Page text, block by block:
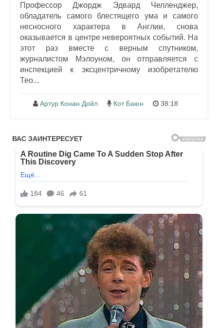
Профессор Джордж Эдвард Челленджер,
обладатель самого блестящего ума и самого
несносного характера в Англии, снова
оказывается в центре невероятных событий. На
этот раз вместе с верным спутником,
журналистом Мэлоуном, он отправляется с
инспекцией к эксцентричному изобретателю
Тео...
Артур Конан Дойл Кот Баюн 38:18